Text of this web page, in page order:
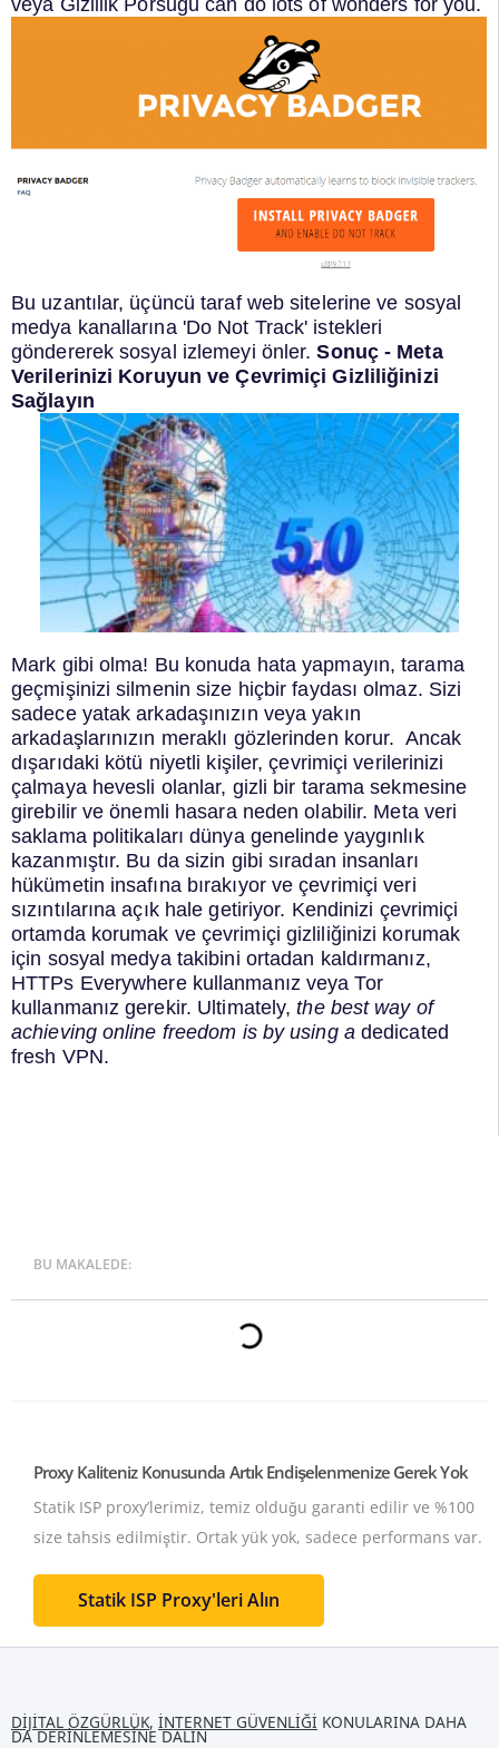
veya Gizlilik Porsuğu can do lots of wonders for you.
Bu uzantılar, üçüncü taraf web sitelerine ve sosyal
medya kanallarına 'Do Not Track' istekleri
göndererek sosyal izlemeyi önler. Sonuç - Meta
Verilerinizi Koruyun ve Çevrimiçi Gizliliğinizi
Sağlayın
Mark gibi olma! Bu konuda hata yapmayın, tarama
geçmişinizi silmenin size hiçbir faydası olmaz. Sizi
sadece yatak arkadaşınızın veya yakın
arkadaşlarınızın meraklı gözlerinden korur. Ancak
dışarıdaki kötü niyetli kişiler, çevrimiçi verilerinizi
çalmaya hevesli olanlar, gizli bir tarama sekmesine
girebilir ve önemli hasara neden olabilir. Meta veri
saklama politikaları dünya genelinde yaygınlık
kazanmıştır. Bu da sizin gibi sıradan insanları
hükümetin insafına bırakıyor ve çevrimiçi veri
sızıntılarına açık hale getiriyor. Kendinizi çevrimiçi
ortamda korumak ve çevrimiçi gizliliğinizi korumak
için sosyal medya takibini ortadan kaldırmanız,
HTTPs Everywhere kullanmanız veya Tor
kullanmanız gerekir. Ultimately,the best way of
achieving online freedom is by using a dedicated
fresh VPN.
BU MAKALEDE:
Proxy Kaliteniz Konusunda Artık Endişelenmenize Gerek Yok
Statik ISP proxy’lerimiz, temiz olduğu garanti edilir ve %100
size tahsis edilmiştir. Ortak yük yok, sadece performans var.
Statik ISP Proxy'leri Alın
DIJITAL ÖZGÜRLÜK, İNTERNET GÜVENLIĞI KONULARINA DAHA
DA DERINLEMESINE DALIN